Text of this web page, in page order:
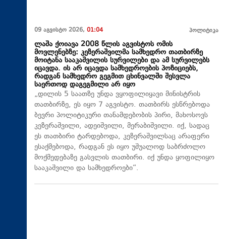
09 აგვისტო 2026, 01:04 პოლიტიკა
ლაშა ქოიავა 2008 წლის აგვისტოს ომის
მოვლენებზე: კეზერაშვილმა სამხედრო თათბირზე
მოიტანა სააკაშვილის სურვილები და ამ სურვილებს
იცავდა. ის არ იცავდა სამხედროების პოზიციებს,
რადგან სამხედრო გეგმით ცხინვალში შესვლა
საერთოდ დაგეგმილი არ იყო
„დილის 5 საათზე უნდა ვყოფილიყავი მინისტრის
თათბირზე, ეს იყო 7 აგვისტო. თათბირს ესწრებოდა
ბევრი პოლიტიკური თანამდებობის პირი, მახოსოვს
კეზერაშვილი, ადეიშვილი, მერაბიშვილი. იქ, სადაც
ეს თათბირი ტარდებოდა, კეზერაშვილსაც არაფერი
ესაქმებოდა, რადგან ეს იყო უშუალოდ საბრძოლო
მოქმედებაზე გასვლის თათბირი. იქ უნდა ყოფილიყო
სააკაშვილი და სამხედროები“.